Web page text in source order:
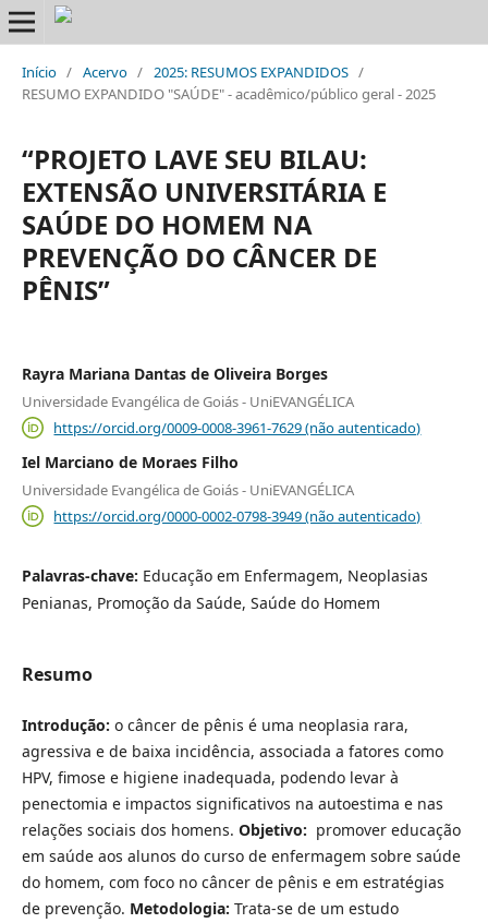
Início / Acervo / 2025: RESUMOS EXPANDIDOS /
RESUMO EXPANDIDO "SAÚDE" - acadêmico/público geral - 2025
“PROJETO LAVE SEU BILAU:
EXTENSÃO UNIVERSITÁRIA E
SAÚDE DO HOMEM NA
PREVENÇÃO DO CÂNCER DE
PÊNIS”
Rayra Mariana Dantas de Oliveira Borges
Universidade Evangélica de Goiás - UniEVANGÉLICA
https://orcid.org/0009-0008-3961-7629 (não autenticado)
Iel Marciano de Moraes Filho
Universidade Evangélica de Goiás - UniEVANGÉLICA
https://orcid.org/0000-0002-0798-3949 (não autenticado)
Palavras-chave: Educação em Enfermagem, Neoplasias
Penianas, Promoção da Saúde, Saúde do Homem
Resumo
Introdução: o câncer de pênis é uma neoplasia rara,
agressiva e de baixa incidência, associada a fatores como
HPV, fimose e higiene inadequada, podendo levar à
penectomia e impactos significativos na autoestima e nas
relações sociais dos homens. Objetivo: promover educação
em saúde aos alunos do curso de enfermagem sobre saúde
do homem, com foco no câncer de pênis e em estratégias
de prevenção. Metodologia: Trata-se de um estudo